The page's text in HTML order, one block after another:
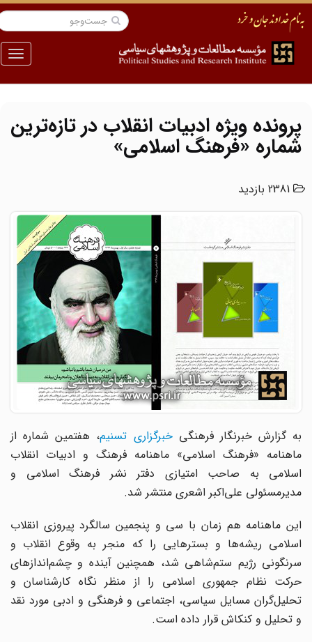
منو
پرونده ویژه ادبیات انقلاب در تازه‌ترین
شماره «فرهنگ اسلامی»
2381 بازدید
به گزارش خبرنگار فرهنگیخبرگزاری تسنیم،‌ هفتمین شماره از
ماهنامه «فرهنگ اسلامی» ماهنامه فرهنگ و ادبیات انقلاب
اسلامی به صاحب امتیازی دفتر نشر فرهنگ اسلامی و
مدیرمسئولی علی‌اکبر اشعری منتشر شد.
این ماهنامه هم زمان با سی و پنجمین سالگرد پیروزی انقلاب
اسلامی ریشه‌ها و بسترهایی را که منجر به وقوع انقلاب و
سرنگونی رژیم ستم‌شاهی شد، همچنین آینده و چشم‌اندازهای
حرکت نظام جمهوری اسلامی را از منظر نگاه کارشناسان و
تحلیل‌گران مسایل سیاسی، اجتماعی و فرهنگی و ادبی مورد نقد
و تحلیل و کنکاش قرار داده است.